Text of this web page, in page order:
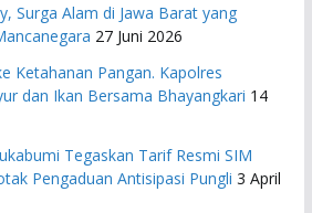
Surga Alam di Jawa Barat yang
27 Juni 2026
Ketahanan Pangan. Kapolres
dan Ikan Bersama Bhayangkari 14
Tegaskan Tarif Resmi SIM
Pengaduan Antisipasi Pungli 3 April